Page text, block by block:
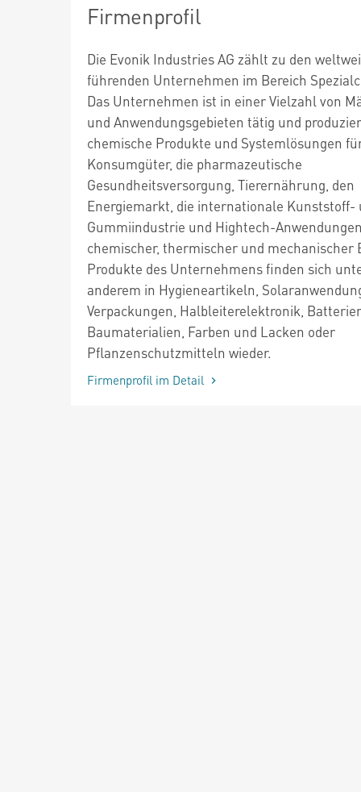
Firmenprofil
Die Evonik Industries AG zählt zu den
führenden Unternehmen im Bereich
Das Unternehmen ist in einer Vielzahl von
und Anwendungsgebieten tätig und
chemische Produkte und Systemlösungen
Konsumgüter, die pharmazeutische
Gesundheitsversorgung, Tierernährung, den
Energiemarkt, die internationale Kunststoff-
Gummiindustrie und Hightech-
chemischer, thermischer und mechanischer
Produkte des Unternehmens finden sich
anderem in Hygieneartikeln,
Verpackungen, Halbleiterelektronik,
Baumaterialien, Farben und Lacken oder
Pflanzenschutzmitteln wieder.
Firmenprofil im Detail